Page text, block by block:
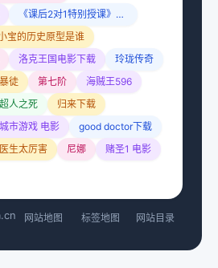
《课后2对1特别授课》电视剧
宝的历史原型是谁
洛克王国电影下载
玲珑传奇
徒 第七阶
海贼王596
超人之死
归来下载
城市游戏 电影
good doctor下载
生太厉害 尼娜
赌圣1 电影
网站地图 标签地图 网站目录